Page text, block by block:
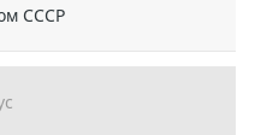
СССР